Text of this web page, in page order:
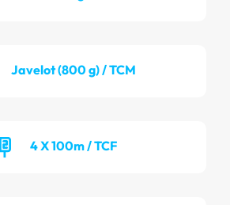
Javelot (800 g) / TCM
4 X 100m / TCF